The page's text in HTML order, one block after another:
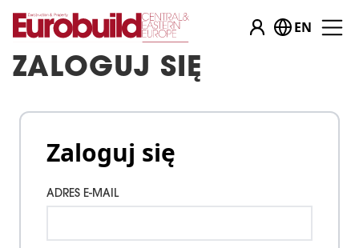
EN
ZALOGUJ SIĘ
Zaloguj się
ADRES E-MAIL